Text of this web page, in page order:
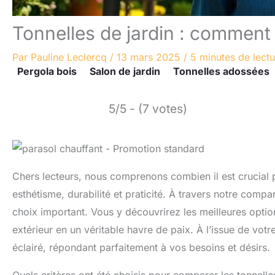
Tonnelles de jardin :
Par Pauline Leclercq / 13 mars 2025 / 5 minutes de
Pergola bois
Salon de jardin Tonnelles adossées
5/5 - (7 votes)
Chers lecteurs, nous comprenons combien il est
esthétisme, durabilité et praticité. À travers notre
choix important. Vous y découvrirez les meilleures
extérieur en un véritable havre de paix. À l’issue de
éclairé, répondant parfaitement à vos besoins et désirs.